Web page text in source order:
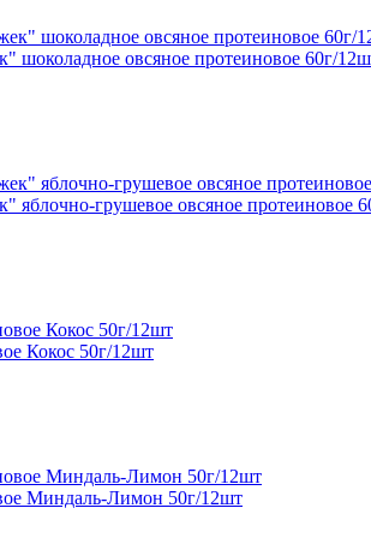
шоколадное овсяное протеиновое 60г/
яблочно-грушевое овсяное протеиновое
Кокос 50г/12шт
Миндаль-Лимон 50г/12шт